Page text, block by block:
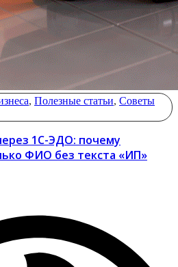
, Полезные статьи, Советы
1С-ЭДО: почему
ФИО без текста «ИП»